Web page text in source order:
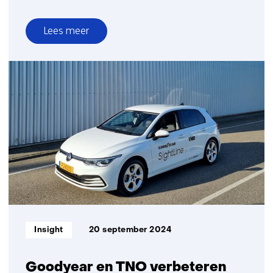
Lees meer
over
Ruim
met
SDV's
(Software
Defined
Vehicles)
Goodyear en TNO verbeteren
Informatietype:
Insight 20 september 2024